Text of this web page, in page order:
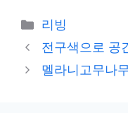
카
테
고
리
리빙
전구색으로 공
멜라니고무나